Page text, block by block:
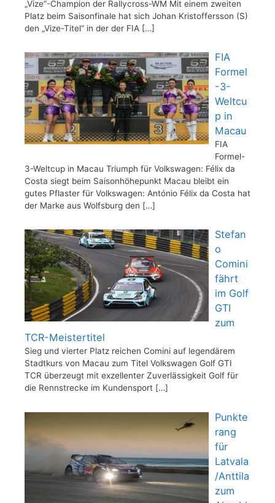
„Vize“-Champion der Rallycross-WM Mit einem zweiten
Platz beim Saisonfinale hat sich Johan Kristoffersson (S)
den „Vize-Titel“ in der der FIA […]
FIA
Formel
-3-
Weltcu
p in
Macau
FIA
Formel-
3-Weltcup in Macau Triumph für Volkswagen: Félix da
Costa siegt beim Saisonhöhepunkt Macau bleibt ein
gutes Pflaster für Volkswagen: António Félix da Costa hat
der Marke aus Wolfsburg den […]
Stefan
o
Comini
fährt
im Golf
GTI
zum
TCR-Meistertitel
Sieg und vierter Platz reichen Comini auf legendärem
Stadtkurs von Macau zum Titel Volkswagen Golf GTI
TCR überzeugt mit exzellenter Zuverlässigkeit Golf für
die Rennstrecke im Kundensport […]
Punkte
rang
für
Latvala
/Anttila
zum